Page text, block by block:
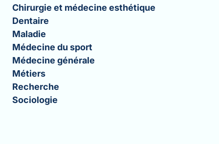
Chirurgie et médecine esthétique
Dentaire
Maladie
Médecine du sport
Médecine générale
Métiers
Recherche
Sociologie